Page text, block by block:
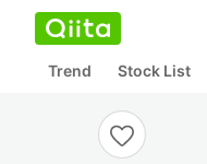
Trend Stock List